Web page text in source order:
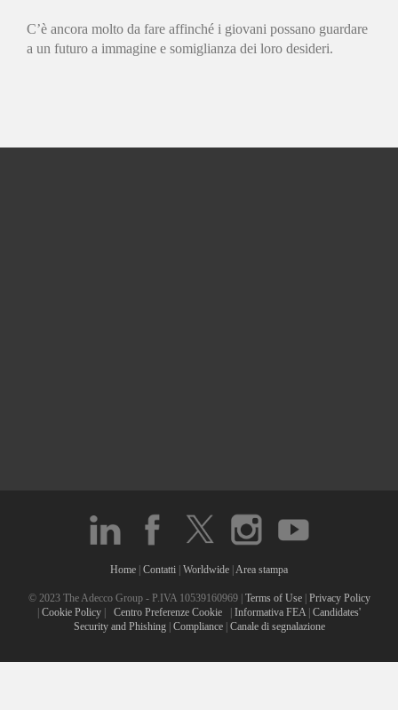
C’è ancora molto da fare affinché i giovani possano guardare
a un futuro a immagine e somiglianza dei loro desideri.
Home | Contatti | Worldwide | Area stampa
© 2023 The Adecco Group - P.IVA 10539160969 | Terms of Use| Privacy Policy
| Cookie Policy | Centro Preferenze Cookie | Informativa FEA | Candidates'
Security and Phishing| Compliance| Canale di segnalazione